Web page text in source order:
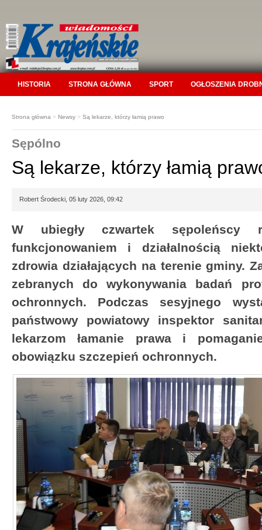
HISTORIA STRONA GŁÓWNA SPORT OGŁOSZENIA
Strona główna > Newsy > Są lekarze, którzy łamią prawo
Sępólno
Są lekarze, którzy łamią
Robert Środecki, 05 luty 2026, 09:42
W ubiegły czwartek
funkcjonowaniem i działalnością
zdrowia działających na terenie gminy.
zebranych do wykonywania badań
ochronnych. Podczas sesyjnego
państwowy powiatowy inspektor
lekarzom łamanie prawa i
obowiązku szczepień ochronnych.